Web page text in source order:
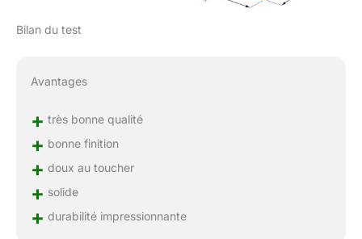
Bilan du test
Avantages
+ très bonne qualité
+ bonne finition
+ doux au toucher
+ solide
+ durabilité impressionnante